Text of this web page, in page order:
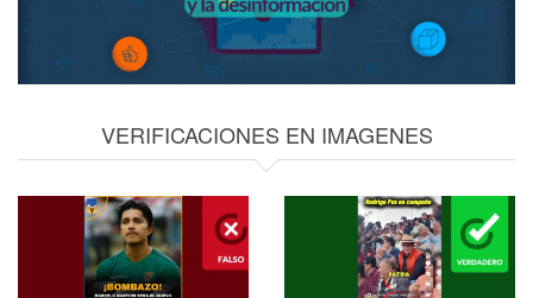
VERIFICACIONES EN IMAGENES